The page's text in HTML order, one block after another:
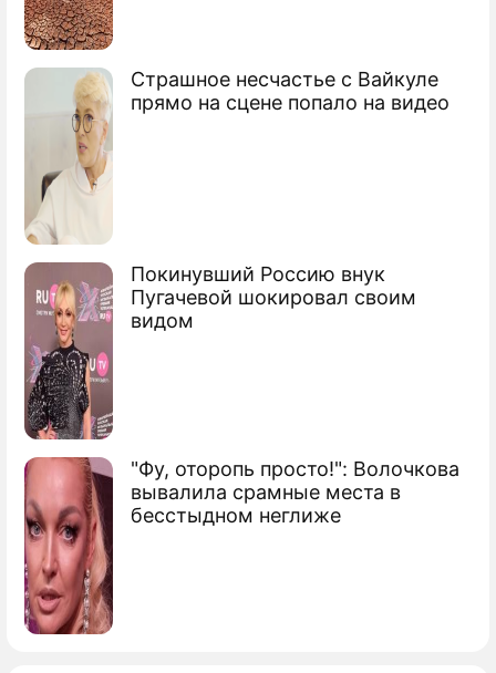
Страшное несчастье с Вайкуле
прямо на сцене попало на видео
Покинувший Россию внук
Пугачевой шокировал своим
видом
"Фу, оторопь просто!": Волочкова
вывалила срамные места в
бесстыдном неглиже